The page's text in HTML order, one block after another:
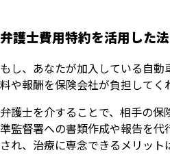
弁護士費用特約を活用した
もし、あなたが加入している自
料や報酬を保険会社が負担して
弁護士を介することで、相手の
準監督署への書類作成や報告を
され、治療に専念できるメリット